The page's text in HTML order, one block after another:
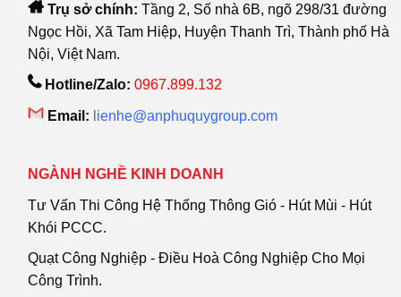
Trụ sở chính: Tầng 2, Số nhà 6B, ngõ 298/31 đường
Ngọc Hồi, Xã Tam Hiệp, Huyện Thanh Trì, Thành phố Hà
Nội, Việt Nam.
Hotline/Zalo: 0967.899.132
Email: lienhe@anphuquygroup.com
NGÀNH NGHỀ KINH DOANH
Tư Vấn Thi Công Hệ Thống Thông Gió - Hút Mùi - Hút
Khói PCCC.
Quạt Công Nghiệp - Điều Hoà Công Nghiệp Cho Mọi
Công Trình.